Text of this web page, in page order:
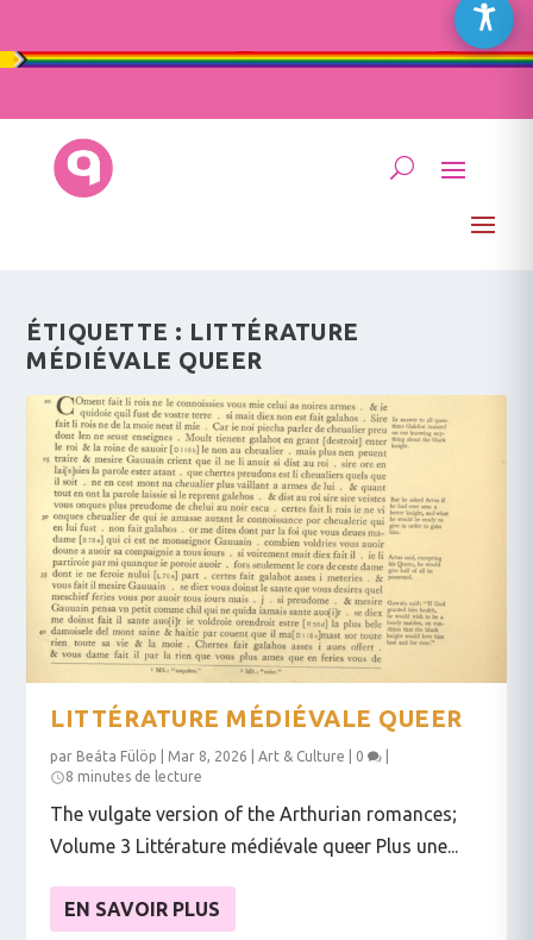
ÉTIQUETTE : LITTÉRATURE
MÉDIÉVALE QUEER
LITTÉRATURE MÉDIÉVALE QUEER
par Beáta Fülöp Mar 8, 2026 |Art & Culture 0
8 minutes de lecture
The vulgate version of the Arthurian romances;
Volume 3 Littérature médiévale queer Plus une...
EN SAVOIR PLUS